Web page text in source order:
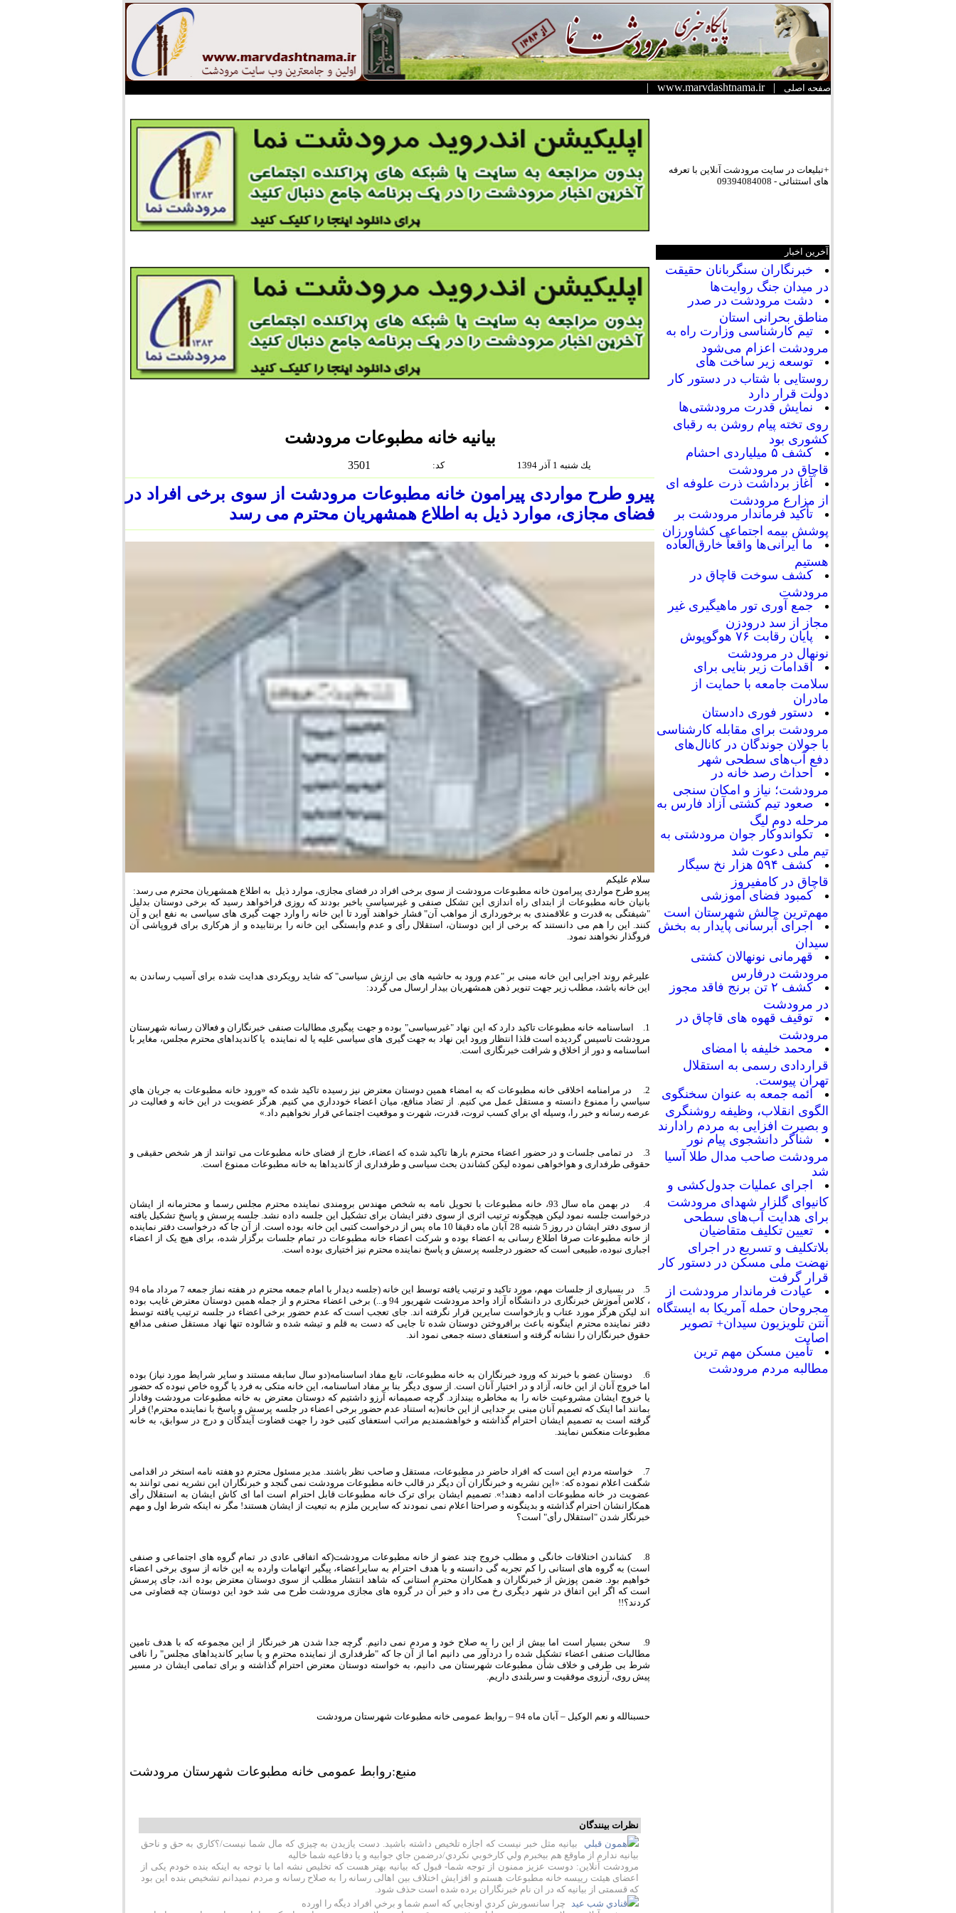
صفحه اصلی |
www.marvdashtnama.ir
|
+تبلیعات در سایت مرودشت آنلاین با تعرفه
های استثنائی - 09394084008
آخرین اخبار
خبرنگاران سنگربانان حقیقت
در میدان جنگ روایت‌ها
دشت مرودشت در صدر
مناطق بحرانی استان
تیم کارشناسی وزارت راه به
مرودشت اعزام می‌شود
توسعه زیر ساخت های
روستایی با شتاب در دستور کار
دولت قرار دارد
نمایش قدرت مرودشتی‌ها
روی تخته پیام روشن به رقبای
کشوری بود
کشف ۵ میلیاردی احشام
قاچاق در مرودشت
آغاز برداشت ذرت علوفه ای
از مزارع مرودشت
تأکید فرماندار مرودشت بر
پوشش بیمه اجتماعی کشاورزان
ما ایرانی‌ها واقعاً خارق‌العاده
هستیم
کشف سوخت قاچاق در
مرودشت
جمع آوری تور ماهیگیری غیر
مجاز از سد درودزن
پایان رقابت‌ ۷۶ هوگوپوش
نونهال در مرودشت
اقدامات زیر بنایی برای
سلامت جامعه با حمایت از
مادران
دستور فوری دادستان
مرودشت برای مقابله کارشناسی
با جولان جوندگان در کانال‌های
دفع آب‌های سطحی شهر
احداث رصد خانه در
مرودشت؛ نیاز و امکان سنجی
صعود تیم کشتی آزاد فارس به
مرحله دوم لیگ
تکواندوکار جوان مرودشتی به
تیم ملی دعوت شد
کشف ۵۹۴ هزار نخ سیگار
قاچاق در کامفیروز
کمبود فضای آموزشی
مهم‌ترین چالش شهرستان است
اجرای آبرسانی پایدار به بخش
سیدان
قهرمانی نونهالان کشتی
مرودشت درفارس
کشف ۲ تن برنج فاقد مجوز
در مرودشت
توقیف قهوه های قاچاق در
مرودشت
محمد خلیفه با امضای
قراردادی رسمی به استقلال
تهران پیوست.
ائمه جمعه به عنوان سخنگوی
الگوی انقلاب، وظیفه روشنگری
و بصیرت افزایی به مردم رادارند
شناگر دانشجوی پیام نور
مرودشت صاحب مدال طلا آسیا
شد
اجرای عملیات جدول‌کشی و
کانیوای گلزار شهدای مرودشت
برای هدایت آب‌های سطحی
تعیین تکلیف متقاضیان
بلاتکلیف و تسریع در اجرای
نهضت ملی مسکن در دستور کار
قرار گرفت
عیادت فرماندار مرودشت از
مجروحان حمله آمریکا به ایستگاه
آنتن تلویزیون سیدان+ تصویر
اصابت
تأمین مسکن مهم ترین
مطالبه مردم مرودشت
بیانیه خانه مطبوعات مرودشت
3501 :كد يك شنبه 1 آذر 1394
پیرو طرح مواردی پیرامون خانه مطبوعات مرودشت از سوی برخی افراد در
فضای مجازی، موارد ذیل به اطلاع همشهریان محترم می رسد
سلام علیکم
پیرو طرح مواردی پیرامون خانه مطبوعات مرودشت از سوی برخی افراد در فضای مجازی، موارد ذیل به اطلاع همشهریان محترم می رسد:
بانیان خانه مطبوعات از ابتدای راه اندازی این تشکل صنفی و غیرسیاسی باخبر بودند که روزی فراخواهد رسید که برخی دوستان بدلیل
"شیفتگی به قدرت و علاقمندی به برخورداری از مواهب آن" فشار خواهند آورد تا این خانه را وارد جهت گیری های سیاسی به نفع این و آن
کنند. این را هم می دانستند که برخی از این دوستان، استقلال رأی و عدم وابستگی این خانه را برنتابیده و از هرکاری برای فروپاشی آن
فروگذار نخواهند نمود.
علیرغم روند اجرایی این خانه مبنی بر "عدم ورود به حاشیه های بی ارزش سیاسی" که شاید رویکردی هدایت شده برای آسیب رساندن به
این خانه باشد، مطلب زیر جهت تنویر ذهن همشهریان بیدار ارسال می گردد:
1. اساسنامه خانه مطبوعات تاکید دارد که این نهاد "غیرسیاسی" بوده و جهت پیگیری مطالبات صنفی خبرنگاران و فعالان رسانه شهرستان
مرودشت تاسیس گردیده است فلذا انتظار ورود این نهاد به جهت گیری های سیاسی علیه یا له نماینده یا کاندیداهای محترم مجلس، مغایر با
اساسنامه و دور از اخلاق و شرافت خبرنگاری است.
2. در مرامنامه اخلاقی خانه مطبوعات که به امضاء همین دوستان معترض نیز رسیده تاکید شده که «ورود خانه مطبوعات به جريان هاي
سياسي را ممنوع دانسته و مستقل عمل مي كنيم. از تضاد منافع، ميان اعضاء خودداري مي كنيم. هرگز عضويت در اين خانه و فعاليت در
عرصه رسانه و خبر را، وسيله اي براي كسب ثروت، قدرت، شهرت و موقعيت اجتماعي قرار نخواهيم داد.»
3. در تمامی جلسات و در حضور اعضاء محترم بارها تاکید شده که اعضاء، خارج از فضای خانه مطبوعات می توانند از هر شخص حقیقی و
حقوقی طرفداری و هواخواهی نموده لیکن کشاندن بحث سیاسی و طرفداری از کاندیداها به خانه مطبوعات ممنوع است.
4. در بهمن ماه سال 93، خانه مطبوعات با تحویل نامه به شخص مهندس برومندی نماینده محترم مجلس رسما و محترمانه از ایشان
درخواست جلسه نمود لیکن هیچگونه ترتیب اثری از سوی دفتر ایشان برای تشکیل این جلسه داده نشد. جلسه پرسش و پاسخ تشکیل یافته
از سوی دفتر ایشان در روز 5 شنبه 28 آبان ماه دقیقا 10 ماه پس از درخواست کتبی این خانه بوده است. از آن جا که درخواست دفتر نماینده
از خانه مطبوعات صرفا اطلاع رسانی به اعضاء بوده و شرکت اعضاء خانه مطبوعات در تمام جلسات برگزار شده، برای هیچ یک از اعضاء
اجباری نبوده، طبیعی است که حضور درجلسه پرسش و پاسخ نماینده محترم نیز اختیاری بوده است.
5. در بسیاری از جلسات مهم، مورد تاکید و ترتیب یافته توسط این خانه (جلسه دیدار با امام جمعه محترم در هفته نماز جمعه 7 مرداد ماه 94
، کلاس آموزش خبرنگاری در دانشگاه آزاد واحد مرودشت شهریور 94 و...) برخی اعضاء محترم و از جمله همین دوستان معترض غایب بوده
اند لیکن هرگز مورد عتاب و بازخواست سایرین قرار نگرفته اند. جای تعجب است که عدم حضور برخی اعضاء در جلسه ترتیب یافته توسط
دفتر نماینده محترم اینگونه باعث برافروختن دوستان شده تا جایی که دست به قلم و تیشه شده و شالوده تنها نهاد مستقل صنفی مدافع
حقوق خبرنگاران را نشانه گرفته و استعفای دسته جمعی نمود اند.
6. دوستان عضو با خبرند که ورود خبرنگاران به خانه مطبوعات، تابع مفاد اساسنامه(دو سال سابقه مستند و سایر شرایط مورد نیاز) بوده
اما خروج آنان از این خانه، آزاد و در اختیار آنان است. از سوی دیگر بنا بر مفاد اساسنامه، این خانه متکی به فرد یا گروه خاص نبوده که حضور
یا خروج ایشان مشروعیت خانه را به مخاطره بیندازد. گرچه صمیمانه آرزو داشتیم که دوستان معترض به خانه مطبوعات مرودشت وفادار
بمانند اما اینک که تصمیم آنان مبنی بر جدایی از این خانه(به استناد عدم حضور برخی اعضاء در جلسه پرسش و پاسخ با نماینده محترم!) قرار
گرفته است به تصمیم ایشان احترام گذاشته و خواهشمندیم مراتب استعفای کتبی خود را جهت قضاوت آیندگان و درج در سوابق، به خانه
مطبوعات منعکس نمایند.
7. خواسته مردم این است که افراد حاضر در مطبوعات، مستقل و صاحب نظر باشند. مدیر مسئول محترم دو هفته نامه استخر در اقدامی
شگفت اعلام نموده که: «این نشریه و خبرنگاران آن دیگر در قالب خانه مطبوعات مرودشت نمی گنجد و خبرنگاران این نشریه نمی توانند به
عضویت در خانه مطبوعات ادامه دهند!». تصمیم ایشان برای ترک خانه مطبوعات قابل احترام است اما ای کاش ایشان به استقلال رأی
همکارانشان احترام گذاشته و بدینگونه و صراحتا اعلام نمی نمودند که سایرین ملزم به تبعیت از ایشان هستند! مگر نه اینکه شرط اول و مهم
خبرنگار شدن "استقلال رأی" است؟
8. کشاندن اختلافات خانگی و مطلب خروج چند عضو از خانه مطبوعات مرودشت(که اتفاقی عادی در تمام گروه های اجتماعی و صنفی
است) به گروه های استانی را کم تجربه گی دانسته و با هدف احترام به سایراعضاء، پیگیر اتهامات وارده به این خانه از سوی برخی اعضاء
خواهیم بود. ضمن پوزش از خبرنگاران و همکاران محترم استانی که شاهد انتشار مطلب از سوی دوستان معترض بوده اند، جای پرسش
است که اگر این اتفاق در شهر دیگری رخ می داد و خبر آن در گروه های مجازی مرودشت طرح می شد خود این دوستان چه قضاوتی می
کردند؟!!
9. سخن بسیار است اما بیش از این را به صلاح خود و مردم نمی دانیم. گرچه جدا شدن هر خبرنگار از این مجموعه که با هدف تامین
مطالبات صنفی اعضاء تشکیل شده را دردآور می دانیم اما از آن جا که "طرفداری از نماینده محترم و یا سایر کاندیداهای مجلس" را نافی
شرط بی طرفی و خلاف شأن مطبوعات شهرستان می دانیم، به خواسته دوستان معترض احترام گذاشته و برای تمامی ایشان در مسیر
پیش روی، آرزوی موفقیت و سربلندی داریم.
حسبنالله و نعم الوکیل – آبان ماه 94 – روابط عمومی خانه مطبوعات شهرستان مرودشت
منبع:روابط عمومی خانه مطبوعات شهرستان مرودشت
نظرات بینندگان
همون قبلي
بيانيه مثل خبر نيست كه اجازه تلخيص داشته باشيد. دست يازيدن به چيزي كه مال شما نيست/؟كاري به حق و ناحق
بيانيه ندارم از ماوقع هم بيخبرم ولي كارخوبي نكردي/درضمن جاي جوابيه و يا دفاعيه شما خاليه
مرودشت آنلاین: دوست عزیز ممنون از توجه شما- قبول که بیانیه بهتر هست که تخلیص نشه اما با توجه به اینکه بنده خودم یکی از
اعضای هیئت رییسه خانه مطبوعات هستم و افزایش اختلاف بین اهالی رسانه را به صلاح رسانه و مردم نمیدانم تشخیص بنده این بود
که قسمتی از بیانیه که در ان نام خبرنگاران برده شده است حذف شود.
قنادي شب عيد
چرا سانسورش كردي اونجايي كه اسم شما و برخي افراد ديگه را اورده